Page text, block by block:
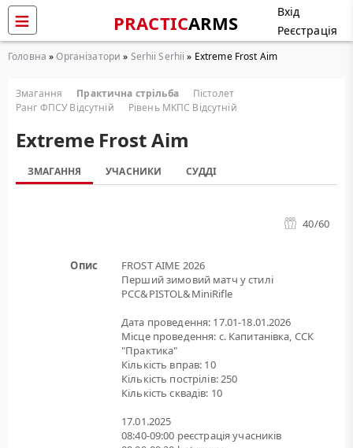
PRACTICARMS
Вхід
Реєстрація
Головна »Організатори » Serhii Serhii » Extreme Frost Aim
Змагання Практична стрільба
Пістолет
Ранг ФПСУ Відсутній
Рівень МКПС Відсутній
Extreme Frost Aim
ЗМАГАННЯ УЧАСНИКИ СУДДІ
40/60
Опис
FROST AIME 2026
Перший зимовий матч у стилі
PCC&PISTOL&MiniRifle
Дата проведення: 17.01-18.01.2026
Місце проведення: с. Капитанівка, ССК
"Практика"
Кількість вправ: 10
Кількість пострілів: 250
Кількість сквадів: 10
17.01.2025
08:40-09:00 реєстрація учасників